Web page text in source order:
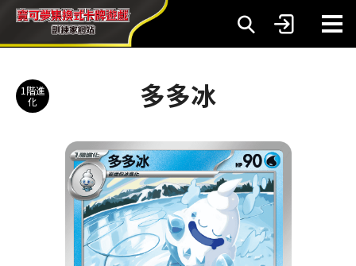
1階進
化
多多冰